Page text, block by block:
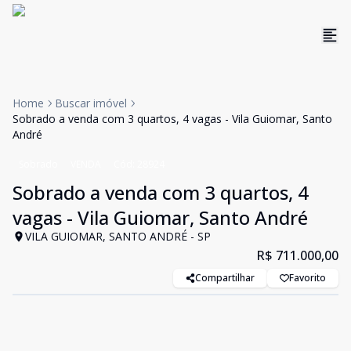
Home
Buscar imóvel
Sobrado a venda com 3 quartos, 4 vagas - Vila Guiomar, Santo
André
Sobrado a venda com 3 quartos, 4
vagas - Vila Guiomar, Santo André
VILA GUIOMAR, SANTO ANDRÉ - SP
R$ 711.000,00
Compartilhar Favorito